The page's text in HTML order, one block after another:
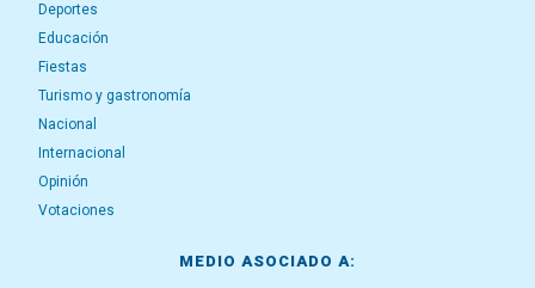
Deportes
Educación
Fiestas
Turismo y gastronomía
Nacional
Internacional
Opinión
Votaciones
MEDIO ASOCIADO A: